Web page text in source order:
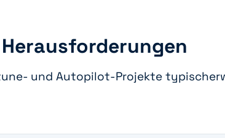
und Autopilot-Projekte